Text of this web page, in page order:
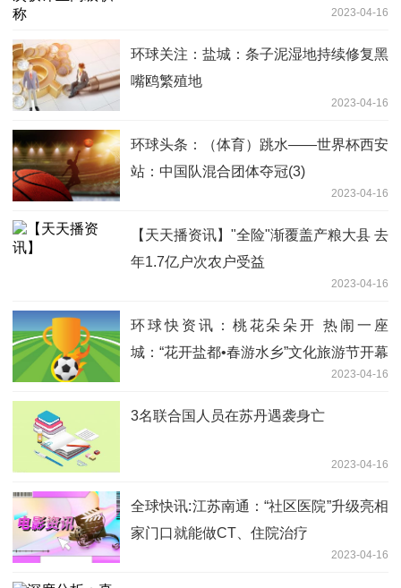
2023-04-16
环球关注：盐城：条子泥湿地持续修复黑
嘴鸥繁殖地
2023-04-16
环球头条：（体育）跳水——世界杯西安
站：中国队混合团体夺冠(3)
2023-04-16
【天天播资讯】"全险"渐覆盖产粮大县 去
年1.7亿户次农户受益
2023-04-16
环球快资讯：桃花朵朵开 热闹一座
城：“花开盐都•春游水乡”文化旅游节开幕
2023-04-16
3名联合国人员在苏丹遇袭身亡
2023-04-16
全球快讯:江苏南通：“社区医院”升级亮相
家门口就能做CT、住院治疗
2023-04-16